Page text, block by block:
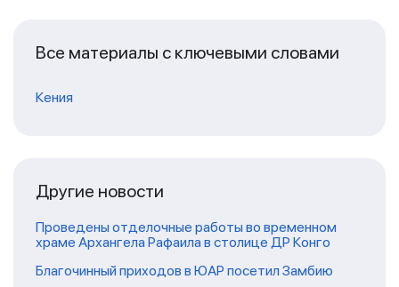
Все материалы с ключевыми словами
Кения
Другие новости
Проведены отделочные работы во временном
храме Архангела Рафаила в столице ДР Конго
Благочинный приходов в ЮАР посетил Замбию